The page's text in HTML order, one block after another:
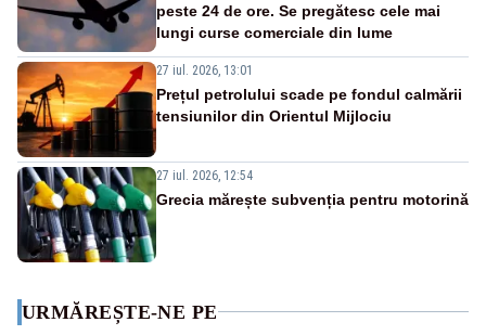
peste 24 de ore. Se pregătesc cele mai
lungi curse comerciale din lume
27 iul. 2026, 13:01
Prețul petrolului scade pe fondul calmării
tensiunilor din Orientul Mijlociu
27 iul. 2026, 12:54
Grecia mărește subvenția pentru motorină
URMĂREȘTE-NE PE